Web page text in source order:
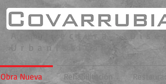
Arquitectura ,
Urbanística
Obra Nueva Rehabilitación